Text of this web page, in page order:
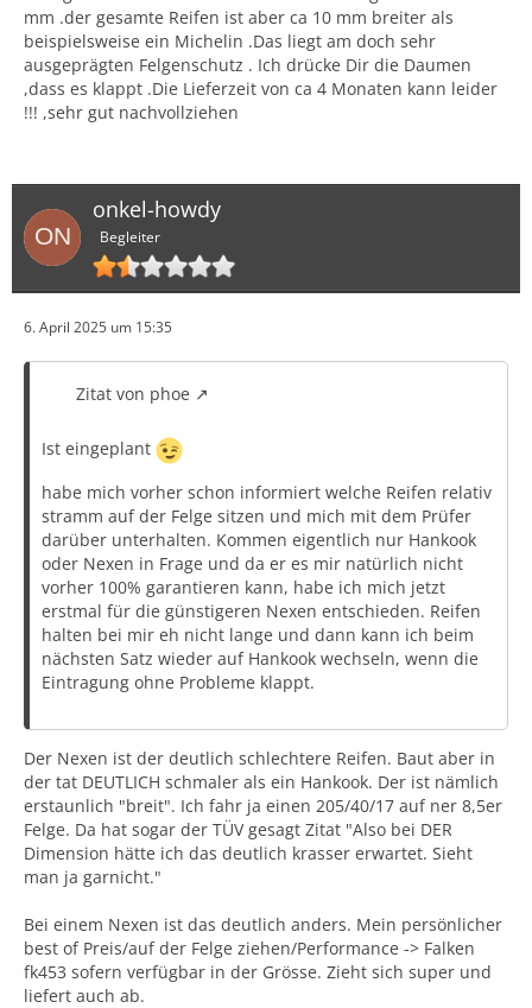
mm .der gesamte Reifen ist aber ca 10 mm breiter als
beispielsweise ein Michelin .Das liegt am doch sehr
ausgeprägten Felgenschutz . Ich drücke Dir die Daumen
,dass es klappt .Die Lieferzeit von ca 4 Monaten kann leider
!!! ,sehr gut nachvollziehen
onkel-howdy
Begleiter
6. April 2025 um 15:35
Zitat von phoe
Ist eingeplant
habe mich vorher schon informiert welche Reifen relativ
stramm auf der Felge sitzen und mich mit dem Prüfer
darüber unterhalten. Kommen eigentlich nur Hankook
oder Nexen in Frage und da er es mir natürlich nicht
vorher 100% garantieren kann, habe ich mich jetzt
erstmal für die günstigeren Nexen entschieden. Reifen
halten bei mir eh nicht lange und dann kann ich beim
nächsten Satz wieder auf Hankook wechseln, wenn die
Eintragung ohne Probleme klappt.
Der Nexen ist der deutlich schlechtere Reifen. Baut aber in
der tat DEUTLICH schmaler als ein Hankook. Der ist nämlich
erstaunlich "breit". Ich fahr ja einen 205/40/17 auf ner 8,5er
Felge. Da hat sogar der TÜV gesagt Zitat "Also bei DER
Dimension hätte ich das deutlich krasser erwartet. Sieht
man ja garnicht."
Bei einem Nexen ist das deutlich anders. Mein persönlicher
best of Preis/auf der Felge ziehen/Performance -> Falken
fk453 sofern verfügbar in der Grösse. Zieht sich super und
liefert auch ab.